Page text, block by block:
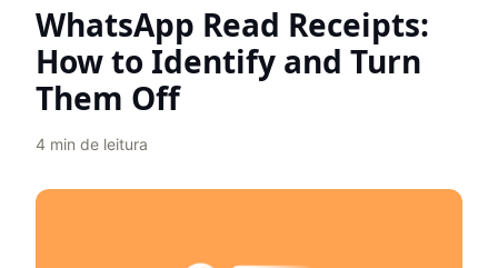
WhatsApp Read Receipts:
How to Identify and Turn
Them Off
4 min de leitura